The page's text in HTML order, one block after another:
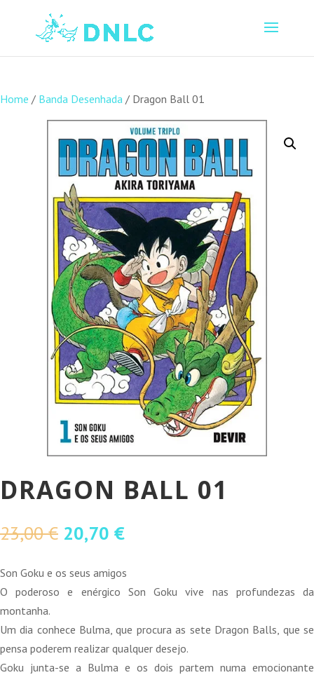
Home / Banda Desenhada / Dragon Ball 01
DRAGON BALL 01
23,00€ O
original
era:
20,70 €O
atual
é:
Son Goku e os seus amigos
O poderoso e enérgico Son Goku vive nas profundezas da
montanha.
Um dia conhece Bulma, que procura as sete Dragon Balls, que se
pensa poderem realizar qualquer desejo.
Goku junta-se a Bulma e os dois partem numa emocionante